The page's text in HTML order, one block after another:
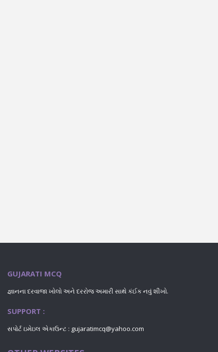
GUJARATI MCQ
જ્ઞાનના દરવાજા ખોલો અને દરરોજ અમારી સાથે કંઈક નવું શીખો.
SUPPORT :
સપોર્ટ ઇમેઇલ એકાઉન્ટ : gujaratimcq@yahoo.com